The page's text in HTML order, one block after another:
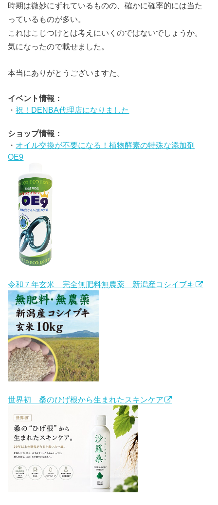
時期は微妙にずれているものの、確かに確率的には当た
っているものが多い。
これはこじつけとは考えにいくのではないでしょうか。
気になったので載せました。
本当にありがとうございますた。
イベント情報：
・祝！DENBA代理店になりました
ショップ情報：
・ オイル交換が不要になる！植物酵素の特殊な添加剤
OE9
令和７年玄米 完全無肥料無農薬 新潟産コシイブキ
世界初 桑のひげ根から生まれたスキンケア